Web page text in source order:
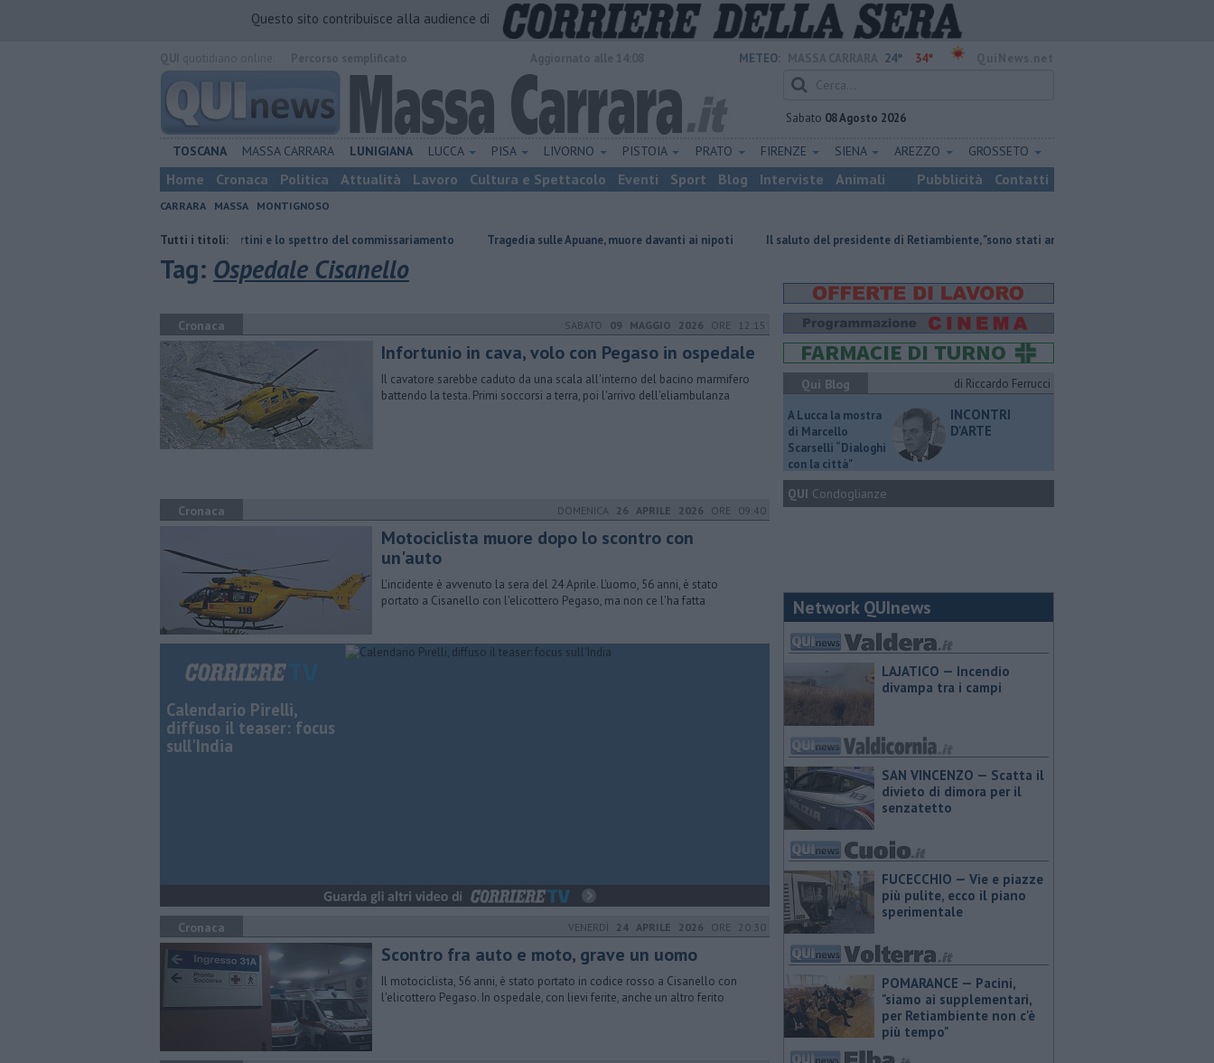
Questo sito contribuisce alla audience di
METEO: 24° 34°
Sabato 08 Agosto 2026
TOSCANA MASSA CARRARA LUNIGIANA LUCCA PISA LIVORNO PISTOIA PRATO FIRENZE SIENA AREZZO GROSSETO
Home Cronaca Politica Attualità Lavoro Cultura e Spettacolo Eventi Sport Blog Interviste Animali Pubblicità Contatti
CARRARA MASSA MONTIGNOSO
Tutti i titoli:
Retiambiente, il dopo Fortini e lo spettro del commissariamento Tragedia sulle Apuane, muore davanti ai nipoti Il saluto del presidente di Retiambiente, "sono stati anni complessi ma di crescita"
Tag: Ospedale Cisanello
Cronaca SABATO 09 MAGGIO 2026 ORE 12:15
Infortunio in cava, volo con Pegaso in ospedale
Il cavatore sarebbe caduto da una scala all'interno del bacino marmifero
battendo la testa. Primi soccorsi a terra, poi l'arrivo dell'eliambulanza
Cronaca DOMENICA 26 APRILE 2026 ORE 09:40
Motociclista muore dopo lo scontro con
un'auto
L'incidente è avvenuto la sera del 24 Aprile. L'uomo, 56 anni, è stato
portato a Cisanello con l'elicottero Pegaso, ma non ce l'ha fatta
Calendario Pirelli,
diffuso il teaser: focus
sull'India
Cronaca VENERDÌ 24 APRILE 2026 ORE 20:30
Scontro fra auto e moto, grave un uomo
Il motociclista, 56 anni, è stato portato in codice rosso a Cisanello con
l'elicottero Pegaso. In ospedale, con lievi ferite, anche un altro ferito
Qui Blog di Riccardo Ferrucci
A Lucca la mostra
di Marcello
Scarselli “Dialoghi
con la città"
INCONTRI
D'ARTE
QUI Condoglianze
Network QUInews
LAJATICO — Incendio
divampa tra i campi
SAN VINCENZO — Scatta il
divieto di dimora per il
senzatetto
FUCECCHIO — Vie e piazze
più pulite, ecco il piano
sperimentale
POMARANCE — Pacini,
"siamo ai supplementari,
per Retiambiente non c'è
più tempo"